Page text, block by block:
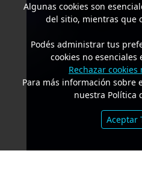
Algunas cookies son
del sitio, mientras que
Podés administrar tus
cookies no
Rechazar cookies
Para más información sobre
nuestra Política
Aceptar